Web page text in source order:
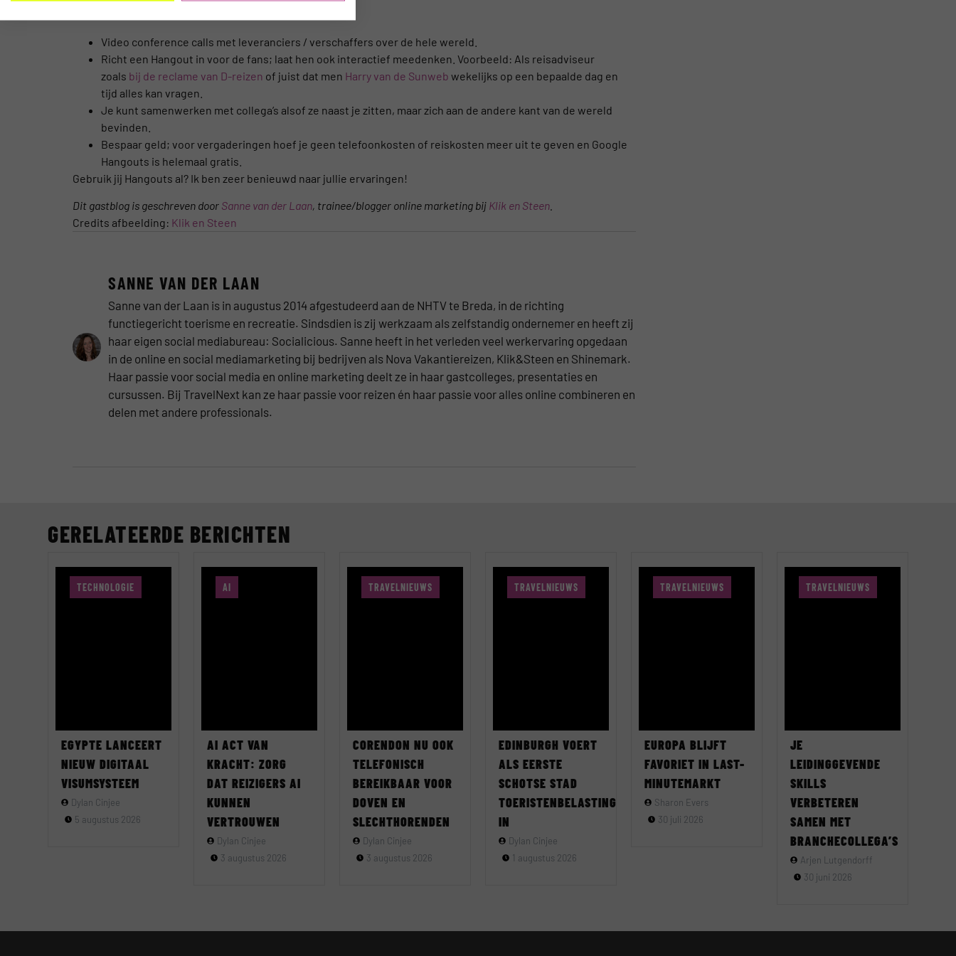
REISBRANCHE?
Video conference calls met leveranciers / verschaffers over de hele wereld.
Richt een Hangout in voor de fans; laat hen ook interactief meedenken. Voorbeeld: Als reisadviseur
zoals bij de reclame van D-reizen of juist dat men Harry van de Sunweb wekelijks op een bepaalde dag en
tijd alles kan vragen.
Je kunt samenwerken met collega’s alsof ze naast je zitten, maar zich aan de andere kant van de wereld
bevinden.
Bespaar geld; voor vergaderingen hoef je geen telefoonkosten of reiskosten meer uit te geven en Google
Hangouts is helemaal gratis.
Gebruik jij Hangouts al? Ik ben zeer benieuwd naar jullie ervaringen!
Dit gastblog is geschreven door Sanne van der Laan, trainee/blogger online marketing bij Klik en Steen
Credits afbeelding: Klik en Steen
SANNE VAN DER LAAN
Sanne van der Laan is in augustus 2014 afgestudeerd aan de NHTV te Breda, in de richting
functiegericht toerisme en recreatie. Sindsdien is zij werkzaam als zelfstandig ondernemer en heeft zij
haar eigen social mediabureau: Socialicious. Sanne heeft in het verleden veel werkervaring opgedaan
in de online en social mediamarketing bij bedrijven als Nova Vakantiereizen, Klik&Steen en Shinemark.
Haar passie voor social media en online marketing deelt ze in haar gastcolleges, presentaties en
cursussen. Bij TravelNext kan ze haar passie voor reizen én haar passie voor alles online combineren en
delen met andere professionals.
GERELATEERDE BERICHTEN
TECHNOLOGIE
EGYPTE LANCEERT
NIEUW DIGITAAL
VISUMSYSTEEM
Dylan Cinjee
5 augustus 2026
AI
AI ACT VAN
KRACHT: ZORG
DAT REIZIGERS AI
KUNNEN
VERTROUWEN
Dylan Cinjee
3 augustus 2026
TRAVELNIEUWS
CORENDON NU OOK
TELEFONISCH
BEREIKBAAR VOOR
DOVEN EN
SLECHTHORENDEN
Dylan Cinjee
3 augustus 2026
TRAVELNIEUWS
EDINBURGH VOERT
ALS EERSTE
SCHOTSE STAD
TOERISTENBELASTING
IN
Dylan Cinjee
1 augustus 2026
TRAVELNIEUWS
EUROPA BLIJFT
FAVORIET IN LAST-
MINUTEMARKT
Sharon Evers
30 juli 2026
TRAVELNIEUWS
JE
LEIDINGGEVENDE
SKILLS
VERBETEREN
SAMEN MET
BRANCHECOLLEGA’S
Arjen Lutgendorff
30 juni 2026